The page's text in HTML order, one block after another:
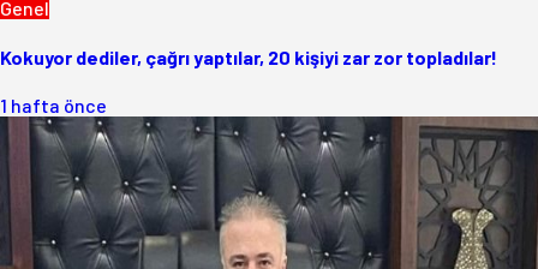
Genel
Kokuyor dediler, çağrı yaptılar, 20 kişiyi zar zor topladılar!
1 hafta önce